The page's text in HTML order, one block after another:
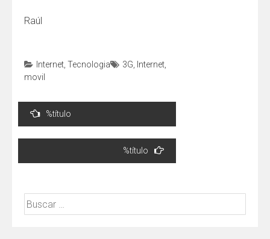
Raúl
Internet Tecnologia 3G Internet
movil
Navegación
entradas
%título
%título
Buscar: